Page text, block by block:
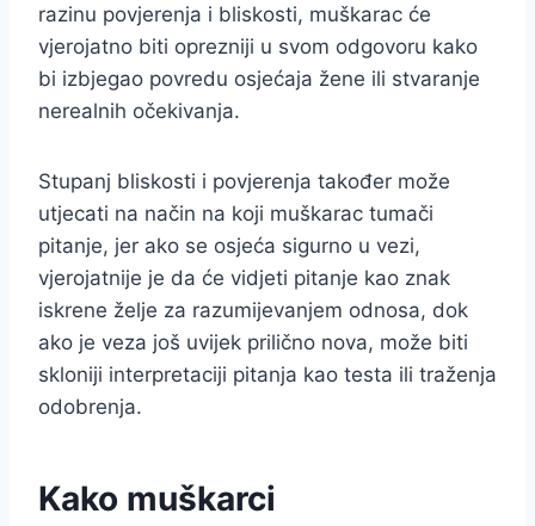
razinu povjerenja i bliskosti, muškarac će
vjerojatno biti oprezniji u svom odgovoru kako
bi izbjegao povredu osjećaja žene ili stvaranje
nerealnih očekivanja.
Stupanj bliskosti i povjerenja također može
utjecati na način na koji muškarac tumači
pitanje, jer ako se osjeća sigurno u vezi,
vjerojatnije je da će vidjeti pitanje kao znak
iskrene želje za razumijevanjem odnosa, dok
ako je veza još uvijek prilično nova, može biti
skloniji interpretaciji pitanja kao testa ili traženja
odobrenja.
Kako muškarci